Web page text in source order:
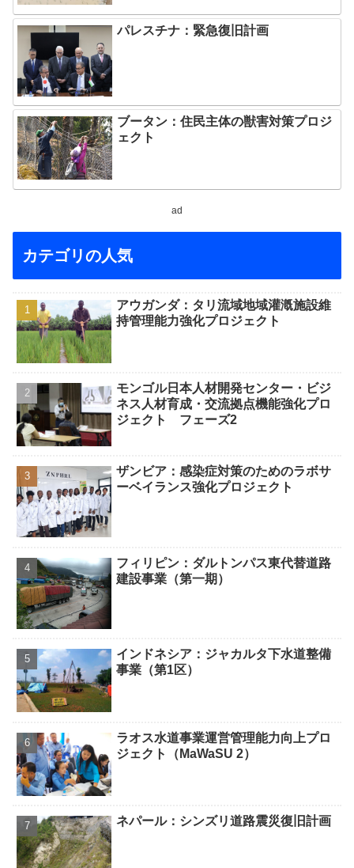
パレスチナ：緊急復旧計画
ブータン：住民主体の獣害対策プロジ
ェクト
ad
カテゴリの人気
アウガンダ：タリ流域地域灌漑施設維
持管理能力強化プロジェクト
モンゴル日本人材開発センター・ビジ
ネス人材育成・交流拠点機能強化プロ
ジェクト フェーズ2
ザンビア：感染症対策のためのラボサ
ーベイランス強化プロジェクト
フィリピン：ダルトンパス東代替道路
建設事業（第一期）
インドネシア：ジャカルタ下水道整備
事業（第1区）
ラオス水道事業運営管理能力向上プロ
ジェクト（MaWaSU 2）
ネパール：シンズリ道路震災復旧計画